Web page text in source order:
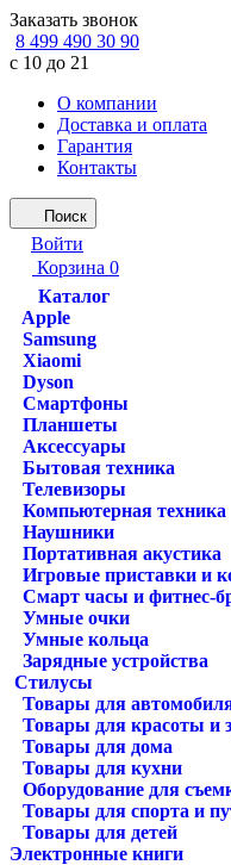
Заказать звонок
8 499 490 30 90
с 10 до 21
О компании
Доставка и оплата
Гарантия
Контакты
Поиск
Войти
Корзина 0
Каталог
Apple
Samsung
Xiaomi
Dyson
Смартфоны
Планшеты
Аксессуары
Бытовая техника
Телевизоры
Компьютерная техника
Наушники
Портативная акустика
Игровые приставки и
Смарт часы и фитнес-
Умные очки
Умные кольца
Зарядные устройства
Стилусы
Товары для
Товары для красоты и
Товары для дома
Товары для кухни
Оборудование для
Товары для спорта и
Товары для детей
Электронные книги